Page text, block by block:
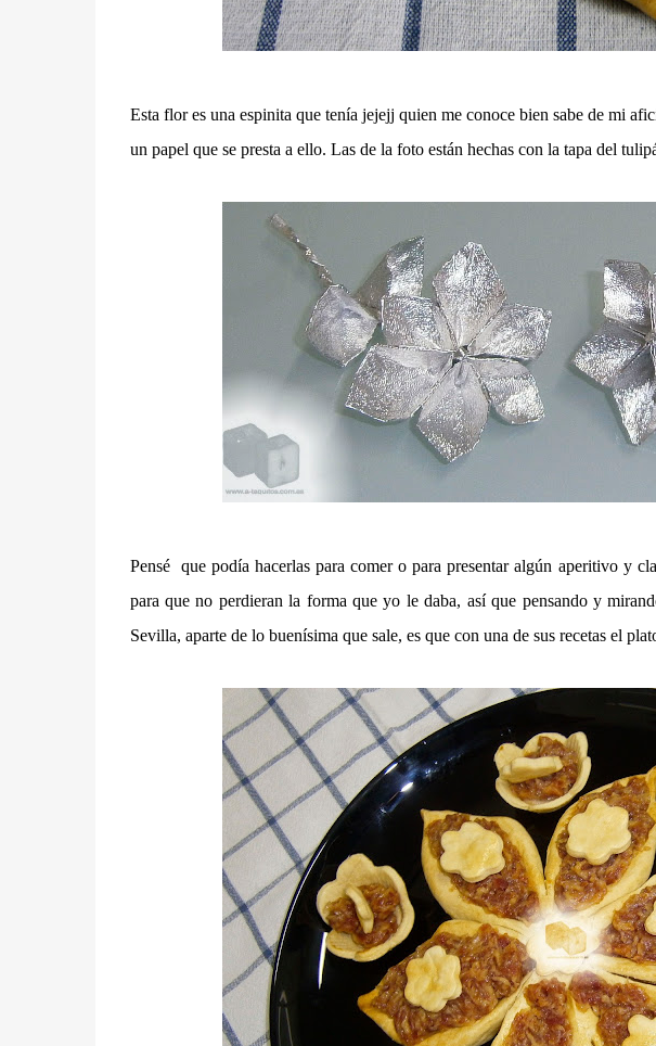
Esta flor es una espinita que tenía jejejj quien me conoce bien sabe de mi
un papel que se presta a ello. Las de la foto están hechas con la tapa del
Pensé que podía hacerlas para comer o para presentar algún aperitivo y
para que no perdieran la forma que yo le daba, así que pensando y
Sevilla, aparte de lo buenísima que sale, es que con una de sus recetas el